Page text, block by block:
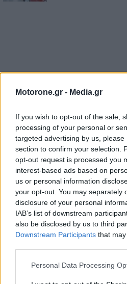
Motorone.gr - Media.gr
If you wish to opt-out of the sale,
processing of your personal or
targeted advertising by us,
section to confirm your selection.
opt-out request is processed you
interest-based ads based on
us or personal information
your opt-out. You may separately
disclosure of your personal
IAB’s list of downstream
also be disclosed by us to third
Downstream Participants that
Personal Data Processing
WEBTV